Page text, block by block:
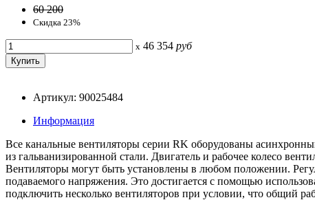
60 200
Скидка 23%
x 46 354 руб
Артикул: 90025484
Информация
Все канальные вентиляторы серии RK оборудованы
из гальванизированной стали. Двигатель и рабочее колесо
Вентиляторы могут быть установлены в любом положении.
подаваемого напряжения. Это достигается с помощью
подключить несколько вентиляторов при условии, что общий